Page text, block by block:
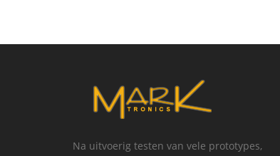
Na uitvoerig testen van vele prototypes,